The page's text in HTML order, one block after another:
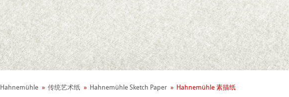
经营理念
哈内姆勒的 440+ 年历史
可持续发展和企业社会责任
环境宣言
社会项目——绿色公鸡 - Green Rooster
纸张&品质
Hahnemühle 传统艺术纸 Hahnemühle Sketch Paper Hahnemühle 素描纸